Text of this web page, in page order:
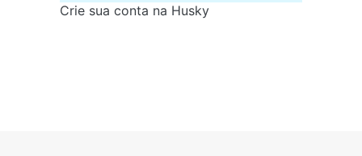
Crie sua conta na Husky